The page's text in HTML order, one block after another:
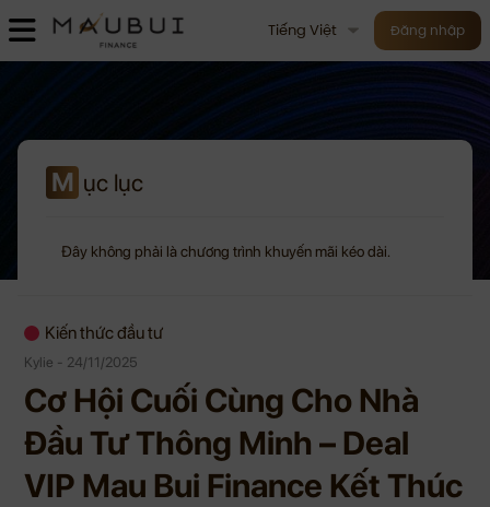
Tiếng Việt Đăng nhập
M ục lục
Đây không phải là chương trình khuyến mãi kéo dài.
Kiến thức đầu tư
Kylie - 24/11/2025
Cơ Hội Cuối Cùng Cho Nhà
Đầu Tư Thông Minh – Deal
VIP Mau Bui Finance Kết Thúc